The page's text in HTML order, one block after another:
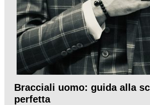
Bracciali uomo: guida alla
perfetta